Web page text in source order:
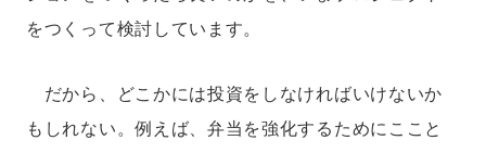
をつくって検討しています。
だから、どこかには投資をしなければいけないか
もしれない。例えば、弁当を強化するためにここと